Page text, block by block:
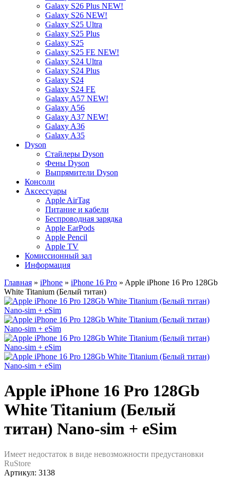
Galaxy S26 Plus NEW!
Galaxy S26 NEW!
Galaxy S25 Ultra
Galaxy S25 Plus
Galaxy S25
Galaxy S25 FE NEW!
Galaxy S24 Ultra
Galaxy S24 Plus
Galaxy S24
Galaxy S24 FE
Galaxy A57 NEW!
Galaxy A56
Galaxy A37 NEW!
Galaxy A36
Galaxy A35
Dyson
Стайлеры Dyson
Фены Dyson
Выпрямители Dyson
Консоли
Аксессуары
Apple AirTag
Питание и кабели
Беспроводная зарядка
Apple EarPods
Apple Pencil
Apple TV
Комиссионный зал
Информация
Главная » iPhone » iPhone 16 Pro » Apple iPhone 16 Pro 128Gb
White Titanium (Белый титан)
Apple iPhone 16 Pro 128Gb
White Titanium (Белый
титан) Nano-sim + eSim
Имеет недостаток в виде невозможности предустановки
RuStore
Артикул: 3138